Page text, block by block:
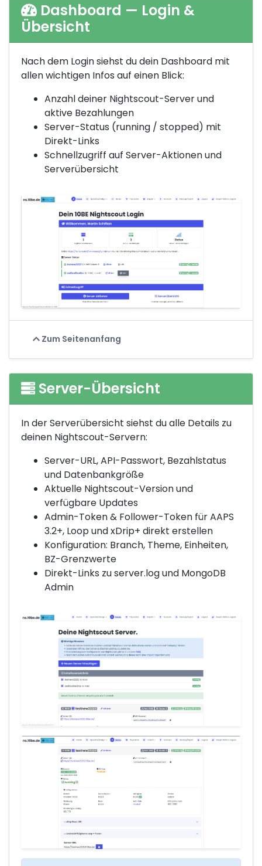
Dashboard — Login &
Übersicht
Nach dem Login siehst du dein Dashboard mit
allen wichtigen Infos auf einen Blick:
Anzahl deiner Nightscout-Server und
aktive Bezahlungen
Server-Status (running / stopped) mit
Direkt-Links
Schnellzugriff auf Server-Aktionen und
Serverübersicht
Zum Seitenanfang
Server-Übersicht
In der Serverübersicht siehst du alle Details zu
deinen Nightscout-Servern:
Server-URL, API-Passwort, Bezahlstatus
und Datenbankgröße
Aktuelle Nightscout-Version und
verfügbare Updates
Admin-Token & Follower-Token für AAPS
3.2+, Loop und xDrip+ direkt erstellen
Konfiguration: Branch, Theme, Einheiten,
BZ-Grenzwerte
Direkt-Links zu server.log und MongoDB
Admin